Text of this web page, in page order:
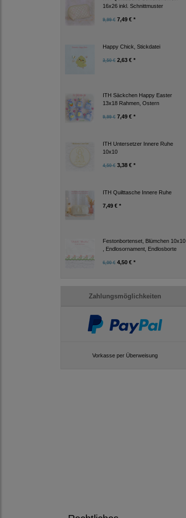
16x26 inkl. Schnittmuster
9,99 € 7,49 € *
Happy Chick, Stickdatei
3,50 € 2,63 € *
ITH Säckchen Happy Easter
13x18 Rahmen, Ostern
9,99 € 7,49 € *
ITH Untersetzer Innere Ruhe
10x10
4,50 € 3,38 € *
ITH Quilttasche Innere Ruhe
7,49 € *
Festonbortenset, Blümchen 10x10
, Endlosornament, Endlosborte
6,00 € 4,50 € *
Zahlungsmöglichkeiten
Vorkasse per Überweisung